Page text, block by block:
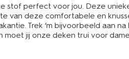
stof perfect voor jou. Deze
van deze comfortabele en
Trek ‘m bijvoorbeeld aan
jij onze deken trui voor